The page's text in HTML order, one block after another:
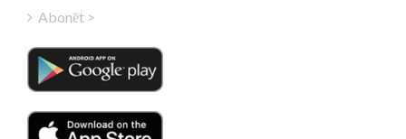
Abonēt >